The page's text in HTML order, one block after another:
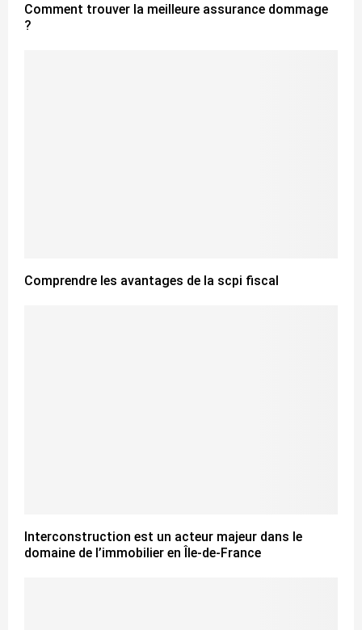
Comment trouver la meilleure assurance dommage
?
Comprendre les avantages de la scpi fiscal
Interconstruction est un acteur majeur dans le
domaine de l’immobilier en Île-de-France